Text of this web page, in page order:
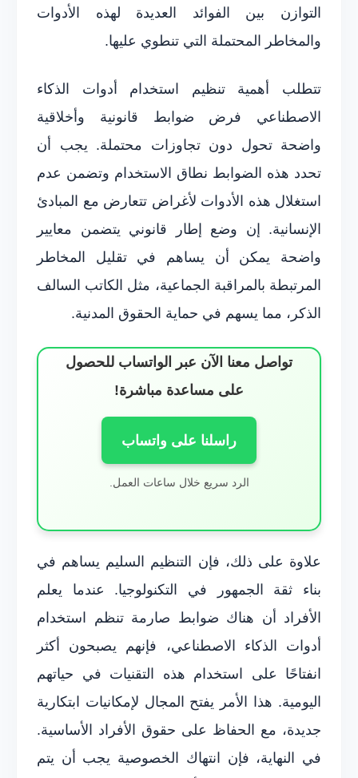
التوازن بين الفوائد العديدة لهذه الأدوات
والمخاطر المحتملة التي تنطوي عليها.
تتطلب أهمية تنظيم استخدام أدوات الذكاء
الاصطناعي فرض ضوابط قانونية وأخلاقية
واضحة تحول دون تجاوزات محتملة. يجب أن
تحدد هذه الضوابط نطاق الاستخدام وتضمن عدم
استغلال هذه الأدوات لأغراض تتعارض مع المبادئ
الإنسانية. إن وضع إطار قانوني يتضمن معايير
واضحة يمكن أن يساهم في تقليل المخاطر
المرتبطة بالمراقبة الجماعية، مثل الكاتب السالف
الذكر، مما يسهم في حماية الحقوق المدنية.
تواصل معنا الآن عبر الواتساب للحصول
على مساعدة مباشرة!
راسلنا على واتساب
الرد سريع خلال ساعات العمل.
علاوة على ذلك، فإن التنظيم السليم يساهم في
بناء ثقة الجمهور في التكنولوجيا. عندما يعلم
الأفراد أن هناك ضوابط صارمة تنظم استخدام
أدوات الذكاء الاصطناعي، فإنهم يصبحون أكثر
انفتاحًا على استخدام هذه التقنيات في حياتهم
اليومية. هذا الأمر يفتح المجال لإمكانيات ابتكارية
جديدة، مع الحفاظ على حقوق الأفراد الأساسية.
في النهاية، فإن انتهاك الخصوصية يجب أن يتم